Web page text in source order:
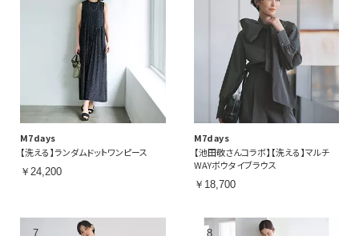
M7days
【洗える】ランダムドットワンピース
￥24,200
M7days
【池田敬さんコラボ】【洗える】マルチ
WAYボウタイブラウス
￥18,700